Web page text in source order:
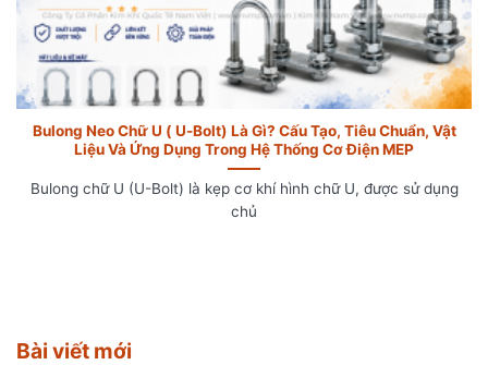
Bài viết mới
Bulong Neo Chữ U ( U-Bolt) Là Gì? Cấu Tạo, Tiêu Chuẩn, Vật
Liệu Và Ứng Dụng Trong Hệ Thống Cơ Điện MEP
Bulong chữ U (U-Bolt) là kẹp cơ khí hình chữ U, được sử dụng
chủ